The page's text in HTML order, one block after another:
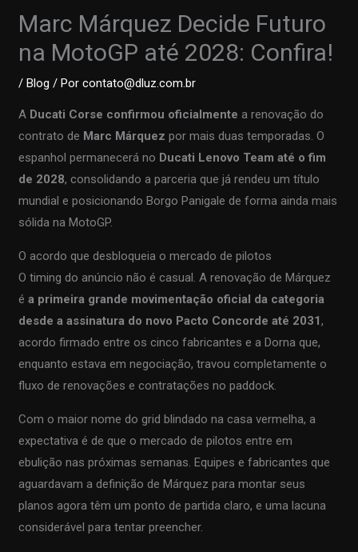
Marc Márquez Decide Futuro
na MotoGP até 2028: Confira!
/Blog / Porcontato@dluz.com.br
A Ducati Corse confirmou oficialmente a renovação do
contrato de Marc Márquez por mais duas temporadas. O
espanhol permanecerá no Ducati Lenovo Team até o fim
de 2028, consolidando a parceria que já rendeu um título
mundial e posicionando Borgo Panigale de forma ainda mais
sólida na MotoGP.
O acordo que desbloqueia o mercado de pilotos
O timing do anúncio não é casual. A renovação de Márquez
éa primeira grande movimentação oficial da categoria
desde a assinatura do novo Pacto Concorde até 2031,
acordo firmado entre os cinco fabricantes e a Dorna que,
enquanto estava em negociação, travou completamente o
fluxo de renovações e contratações no paddock.
Com o maior nome do grid blindado na casa vermelha, a
expectativa é de que o mercado de pilotos entre em
ebulição nas próximas semanas. Equipes e fabricantes que
aguardavam a definição de Márquez para montar seus
planos agora têm um ponto de partida claro, e uma lacuna
considerável para tentar preencher.